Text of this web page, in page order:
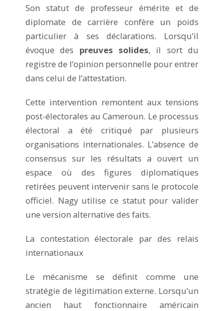
Son statut de professeur émérite et de
diplomate de carrière confère un poids
particulier à ses déclarations. Lorsqu’il
évoque des preuves solides, il sort du
registre de l’opinion personnelle pour entrer
dans celui de l’attestation.
Cette intervention remontent aux tensions
post-électorales au Cameroun. Le processus
électoral a été critiqué par plusieurs
organisations internationales. L’absence de
consensus sur les résultats a ouvert un
espace où des figures diplomatiques
retirées peuvent intervenir sans le protocole
officiel. Nagy utilise ce statut pour valider
une version alternative des faits.
La contestation électorale par des relais
internationaux
Le mécanisme se définit comme une
stratégie de légitimation externe. Lorsqu’un
ancien haut fonctionnaire américain